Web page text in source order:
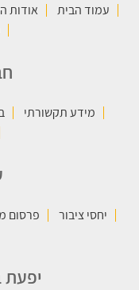
עמוד הבית אודות
מידע תקשורתי
יחסי ציבור פרסום